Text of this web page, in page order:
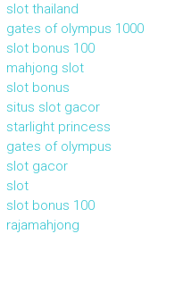
slot thailand
gates of olympus 1000
slot bonus 100
mahjong slot
slot bonus
situs slot gacor
starlight princess
gates of olympus
slot gacor
slot
slot bonus 100
rajamahjong